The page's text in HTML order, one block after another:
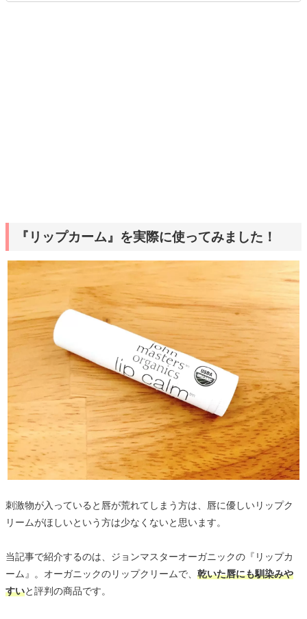
『リップカーム』を実際に使ってみました！
刺激物が入っていると唇が荒れてしまう方は、唇に優しいリップク
リームがほしいという方は少なくないと思います。
当記事で紹介するのは、ジョンマスターオーガニックの『リップカ
ーム』。オーガニックのリップクリームで、 乾いた唇にも馴染みや
すいと評判の商品です。